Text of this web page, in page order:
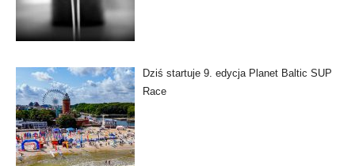
Dziś startuje 9. edycja Planet Baltic SUP
Race